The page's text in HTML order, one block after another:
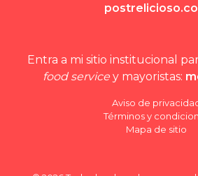
Entra a mi sitio institucional
food service y mayoristas:
Aviso de
Términos y
Mapa de sitio